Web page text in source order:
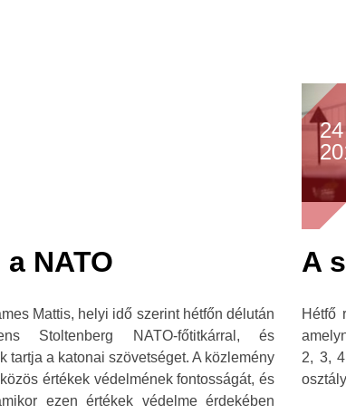
NATO
Mattis, helyi idő szerint hétfőn délután
Stoltenberg NATO-főtitkárral, és
tartja a katonai szövetséget. A közlemény
értékek védelmének fontosságát, és
ezen értékek védelme érdekében
A
Hétfő
2, 3,